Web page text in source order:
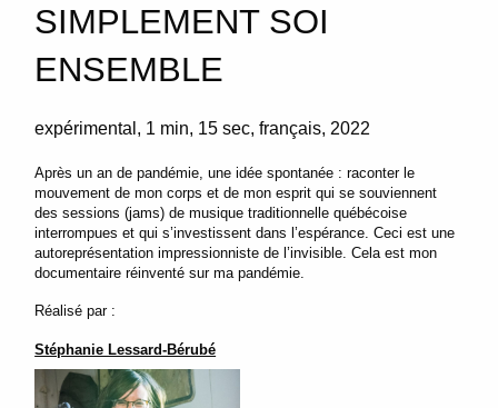
SIMPLEMENT SOI
ENSEMBLE
expérimental 1 min 15 sec français 2022
Après un an de pandémie, une idée spontanée : raconter le
mouvement de mon corps et de mon esprit qui se souviennent
des sessions (jams) de musique traditionnelle québécoise
interrompues et qui s’investissent dans l’espérance. Ceci est une
autoreprésentation impressionniste de l’invisible. Cela est mon
documentaire réinventé sur ma pandémie.
Réalisé par :
Stéphanie Lessard-Bérubé